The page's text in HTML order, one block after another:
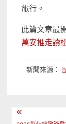
旅行。
此篇文章最
萬安推走讀
新聞來源：
文